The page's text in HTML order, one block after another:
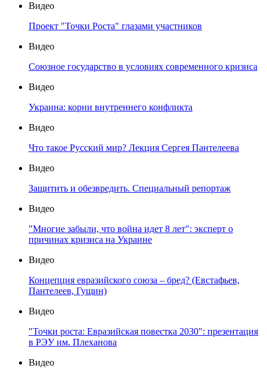
Видео
Проект "Точки Роста" глазами участников
Видео
Союзное государство в условиях современного кризиса
Видео
Украина: корни внутреннего конфликта
Видео
Что такое Русский мир? Лекция Сергея Пантелеева
Видео
Защитить и обезвредить. Специальный репортаж
Видео
"Многие забыли, что война идет 8 лет": эксперт о
причинах кризиса на Украине
Видео
Концепция евразийского союза – бред? (Евстафьев,
Пантелеев, Гущин)
Видео
"Точки роста: Евразийская повестка 2030": презентация
в РЭУ им. Плеханова
Видео